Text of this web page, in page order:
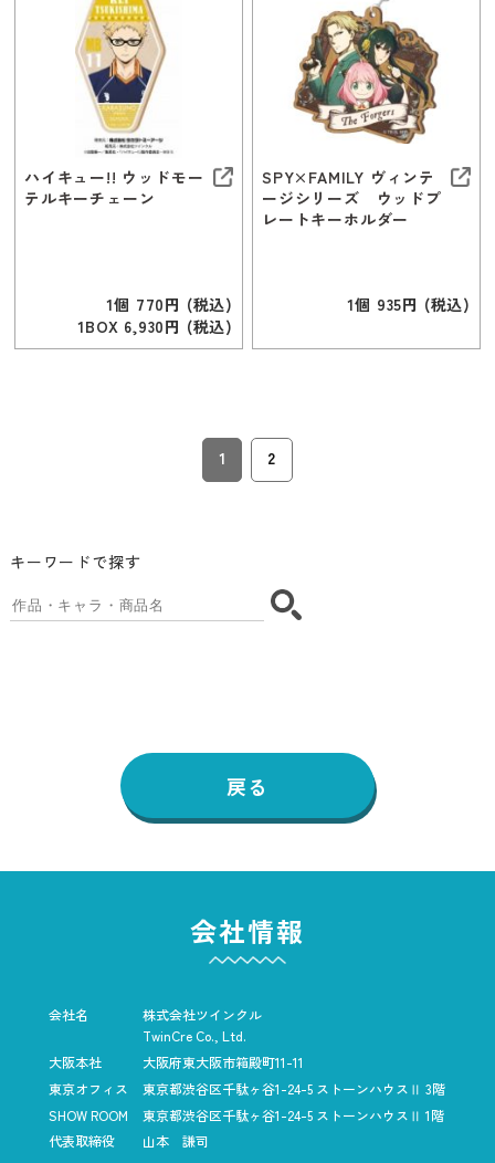
ハイキュー!! ウッドモー
テルキーチェーン
1個 770円 (税込)
1BOX 6,930円 (税込)
SPY×FAMILY ヴィンテ
ージシリーズ ウッドプ
レートキーホルダー
1個 935円 (税込)
1 2
キーワードで探す
戻る
会社情報
会社名
株式会社ツインクル
TwinCre Co., Ltd.
大阪本社
大阪府東大阪市箱殿町11-11
東京オフィス
東京都渋谷区千駄ヶ谷1-24-5 ストーンハウスⅡ 3階
SHOW ROOM
東京都渋谷区千駄ヶ谷1-24-5 ストーンハウスⅡ 1階
代表取締役
山本 謙司